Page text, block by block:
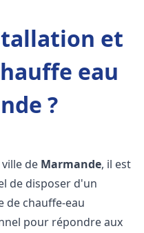
et
eau
?
de Marmande, il est
de disposer d'un
de chauffe-eau
pour répondre aux